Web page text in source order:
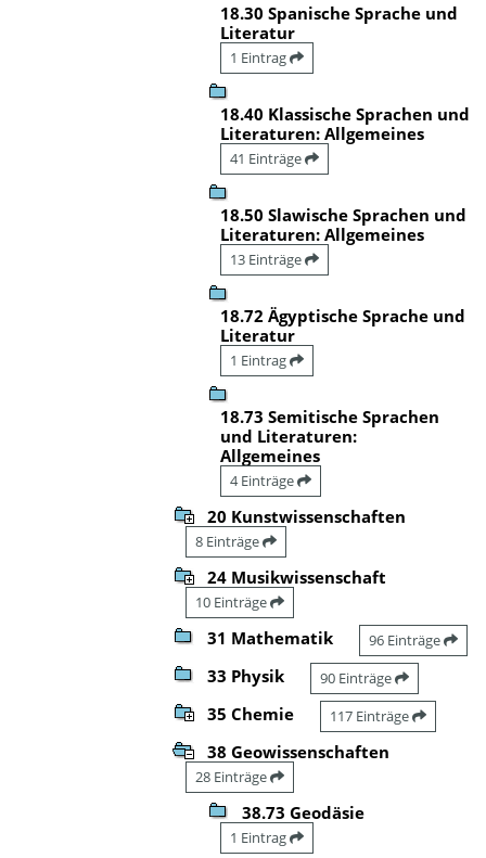
18.30 Spanische Sprache und
Literatur
1 Eintrag
18.40 Klassische Sprachen und
Literaturen: Allgemeines
41 Einträge
18.50 Slawische Sprachen und
Literaturen: Allgemeines
13 Einträge
18.72 Ägyptische Sprache und
Literatur
1 Eintrag
18.73 Semitische Sprachen
und Literaturen:
Allgemeines
4 Einträge
20 Kunstwissenschaften
8 Einträge
24 Musikwissenschaft
10 Einträge
31 Mathematik 96 Einträge
33 Physik 90 Einträge
35 Chemie 117 Einträge
38 Geowissenschaften
28 Einträge
38.73 Geodäsie
1 Eintrag